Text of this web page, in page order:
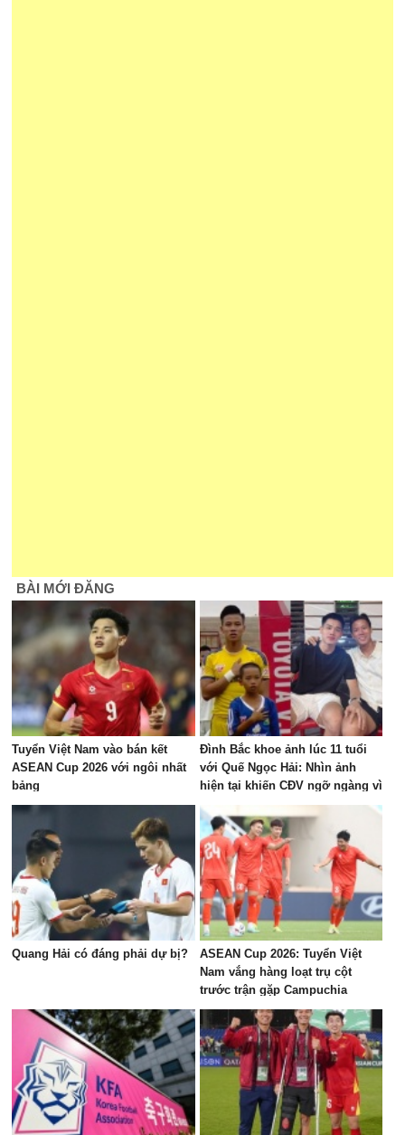
BÀI MỚI ĐĂNG
Tuyển Việt Nam vào bán kết
ASEAN Cup 2026 với ngôi nhất
bảng
Đình Bắc khoe ảnh lúc 11 tuổi
với Quế Ngọc Hải: Nhìn ảnh
hiện tại khiến CĐV ngỡ ngàng vì
dậy thì quá thành công
Quang Hải có đáng phải dự bị?
ASEAN Cup 2026: Tuyển Việt
Nam vắng hàng loạt trụ cột
trước trận gặp Campuchia